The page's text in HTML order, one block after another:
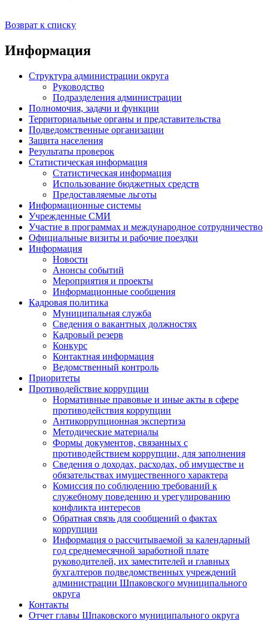
Возврат к списку
Информация
Структура администрации округа
Руководство
Подразделения администрации
Полномочия, задачи и функции
Территориальные органы и представительства
Подведомственные организации
Защита населения
Результаты проверок
Статистическая информация
Статистическая информация
Использование бюджетных средств
Предоставляемые льготы
Информационные системы
Учрежденные СМИ
Участие в программах и международное сотрудничество
Официальные визиты и рабочие поездки
Информация
Новости
Анонсы событий
Мероприятия и проекты
Информационные сообщения
Кадровая политика
Муниципальная служба
Сведения о вакантных должностях
Кадровый резерв
Конкурс
Контактная информация
Ведомственный контроль
Приоритеты
Противодействие коррупции
Нормативные правовые и иные акты в сфере
противодействия коррупции
Антикоррупционная экспертиза
Методические материалы
Формы документов, связанных с
противодействием коррупции, для заполнения
Сведения о доходах, расходах, об имуществе и
обязательствах имущественного характера
Комиссия по соблюдению требований к
служебному поведению и урегулированию
конфликта интересов
Обратная связь для сообщений о фактах
коррупции
Информация о рассчитываемой за календарный
год среднемесячной заработной плате
руководителей, их заместителей и главных
бухгалтеров подведомственных учреждений
администрации Шпаковского муниципального
округа
Контакты
Отчет главы Шпаковского муниципального округа